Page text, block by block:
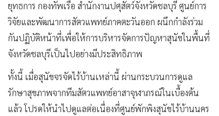
ยุทธการ กองทัพเรือ สำนักงานปศุสัตว์จังหวัดชลบุรี ศูนย์การ
วิจัยและพัฒนาการสัตวแพทย์ภาคตะวันออก ผนึกกำลังร่วม
กันปฏิบัติหน้าที่เพื่อให้การบริหารจัดการปัญหาสุนัขในพื้นที่
จังหวัดชลบุรีเป็นไปอย่างมีประสิทธิภาพ
ทั้งนี้ เมื่อสุนัขจรจัดไร้บ้านเหล่านี้ ผ่านกระบวนการดูแล
รักษาสุขภาพจากทีมสัตวแพทย์อาสาจุฬาภรณ์ในเบื้องต้น
แล้ว โปรดให้นำไปดูแลต่อเนื่องที่ศูนย์พักพิงสุนัขไร้บ้านนคร